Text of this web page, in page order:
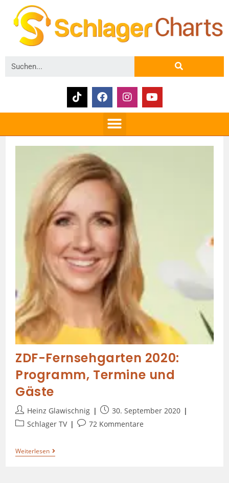
ZDF-Fernsehgarten 2020:
Programm, Termine und
Gäste
Heinz Glawischnig
30. September 2020
Schlager TV
72 Kommentare
Weiterlesen